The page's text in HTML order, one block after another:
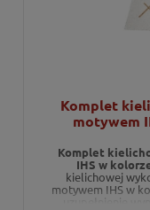
Komplet
motywem
Komplet
IHS w
kielichowej
motywem IHS w
uzupełnienie